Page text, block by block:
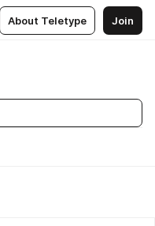
About Teletype Join